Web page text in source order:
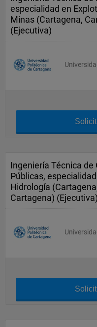
especialidad en
Minas (Cartagena,
(Ejecutiva)
Ingeniería Técnica de
Públicas,
Hidrología
Cartagena) (Ejecutiva)